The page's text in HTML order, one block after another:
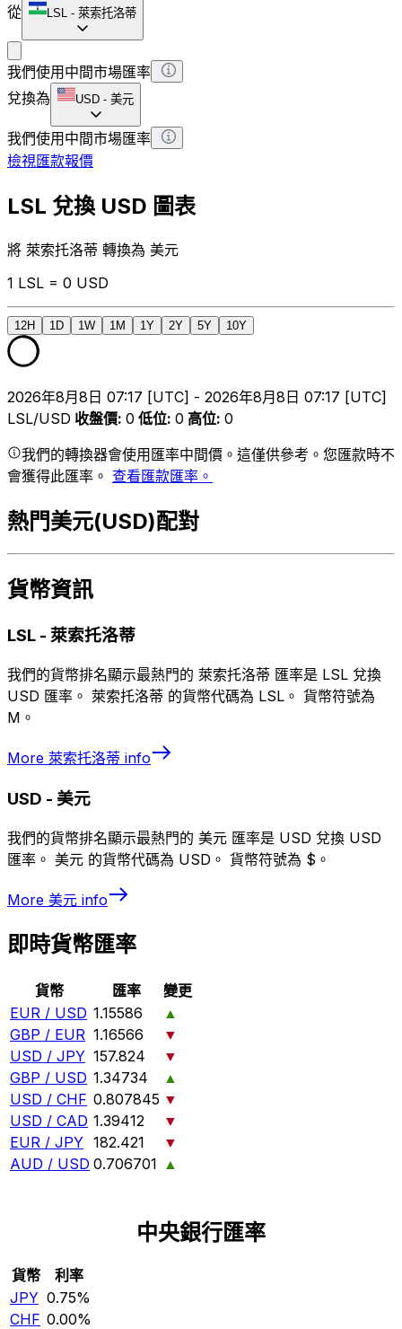
從
LSL - 萊索托洛蒂
我們使用中間市場匯率
兌換為
USD - 美元
我們使用中間市場匯率
檢視匯款報價
LSL 兌換 USD 圖表
將 萊索托洛蒂 轉換為 美元
1 LSL = 0 USD
12H 1D 1W 1M 1Y 2Y 5Y 10Y
2026年8月8日 07:17 [UTC] - 2026年8月8日 07:17 [UTC]
LSL/USD 收盤價: 0 低位: 0 高位: 0
我們的轉換器會使用匯率中間價。這僅供參考。您匯款時不
會獲得此匯率。 查看匯款匯率。
熱門美元(USD)配對
貨幣資訊
LSL - 萊索托洛蒂
我們的貨幣排名顯示最熱門的 萊索托洛蒂 匯率是 LSL 兌換
USD 匯率。 萊索托洛蒂 的貨幣代碼為 LSL。 貨幣符號為
M。
More 萊索托洛蒂 info
USD - 美元
我們的貨幣排名顯示最熱門的 美元 匯率是 USD 兌換 USD
匯率。 美元 的貨幣代碼為 USD。 貨幣符號為 $。
More 美元 info
即時貨幣匯率
貨幣 匯率
變更
EUR / USD 1.15586
▲
GBP / EUR 1.16566
▼
USD / JPY 157.824
▼
GBP / USD 1.34734
▲
USD / CHF 0.807845 ▼
USD / CAD 1.39412
▼
EUR / JPY 182.421
▼
AUD / USD 0.706701 ▲
中央銀行匯率
貨幣
利率
JPY 0.75%
CHF 0.00%